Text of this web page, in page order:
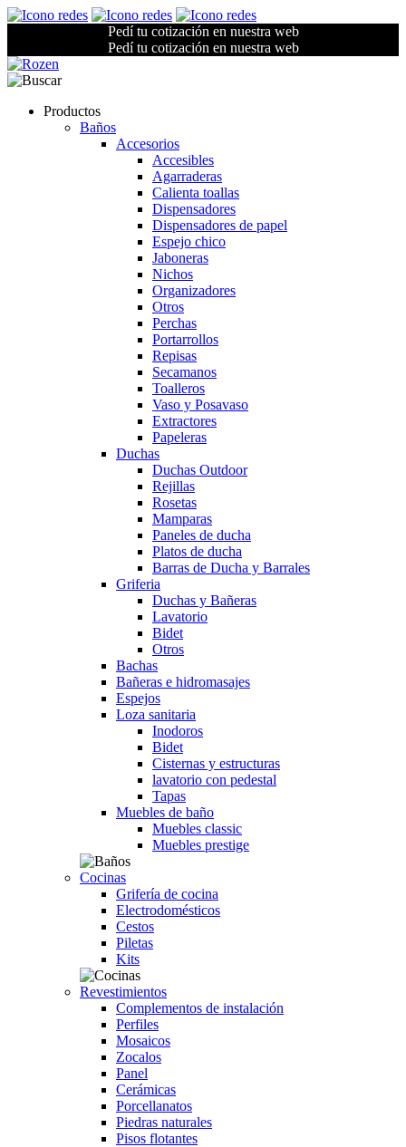
Pedí tu cotización en nuestra web
Pedí tu cotización en nuestra web
Productos
Baños
Accesorios
Accesibles
Agarraderas
Calienta toallas
Dispensadores
Dispensadores de papel
Espejo chico
Jaboneras
Nichos
Organizadores
Otros
Perchas
Portarrollos
Repisas
Secamanos
Toalleros
Vaso y Posavaso
Extractores
Papeleras
Duchas
Duchas Outdoor
Rejillas
Rosetas
Mamparas
Paneles de ducha
Platos de ducha
Barras de Ducha y Barrales
Griferia
Duchas y Bañeras
Lavatorio
Bidet
Otros
Bachas
Bañeras e hidromasajes
Espejos
Loza sanitaria
Inodoros
Bidet
Cisternas y estructuras
lavatorio con pedestal
Tapas
Muebles de baño
Muebles classic
Muebles prestige
Cocinas
Grifería de cocina
Electrodomésticos
Cestos
Piletas
Kits
Revestimientos
Complementos de instalación
Perfiles
Mosaicos
Zocalos
Panel
Cerámicas
Porcellanatos
Piedras naturales
Pisos flotantes